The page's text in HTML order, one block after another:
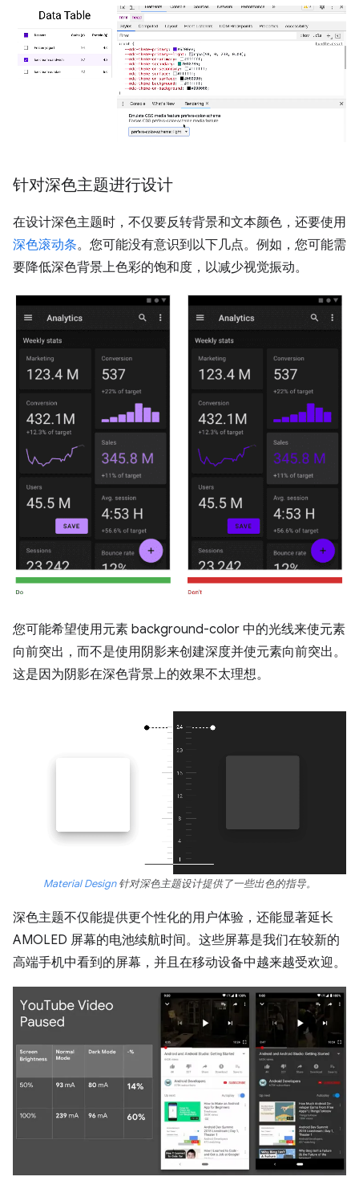
针对深色主题进行设计
在设计深色主题时，不仅要反转背景和文本颜色，还要使用
深色滚动条。您可能没有意识到以下几点。例如，您可能需
要降低深色背景上色彩的饱和度，以减少视觉振动。
您可能希望使用元素 background-color 中的光线来使元素
向前突出，而不是使用阴影来创建深度并使元素向前突出。
这是因为阴影在深色背景上的效果不太理想。
Material Design针对深色主题设计提供了一些出色的指导。
深色主题不仅能提供更个性化的用户体验，还能显著延长
AMOLED 屏幕的电池续航时间。这些屏幕是我们在较新的
高端手机中看到的屏幕，并且在移动设备中越来越受欢迎。